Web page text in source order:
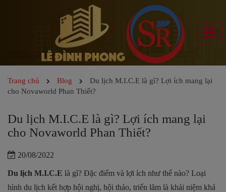
Trang chủ Blog
Du lịch M.I.C.E là gì? Lợi ích mang lại
cho Novaworld Phan Thiết?
Du lịch M.I.C.E là gì? Lợi ích mang lại
cho Novaworld Phan Thiết?
20/08/2022
Du lịch M.I.C.E là gì? Đặc điểm và lợi ích như thế nào? Loại
hình du lịch kết hợp hội nghị, hội thảo, triển lãm là khái niệm khá